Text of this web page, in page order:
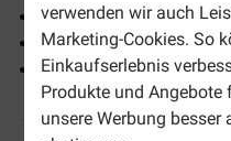
verwenden wir auch
Marketing-Cookies. So
Einkaufserlebnis
Produkte und Angebote
unsere Werbung besser
Preisgekrönt von
Sehr vielseitiges Futter
Auch für anspruchsvolle